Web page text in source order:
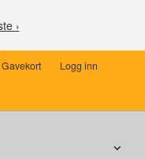
›
Gavekort Logg inn